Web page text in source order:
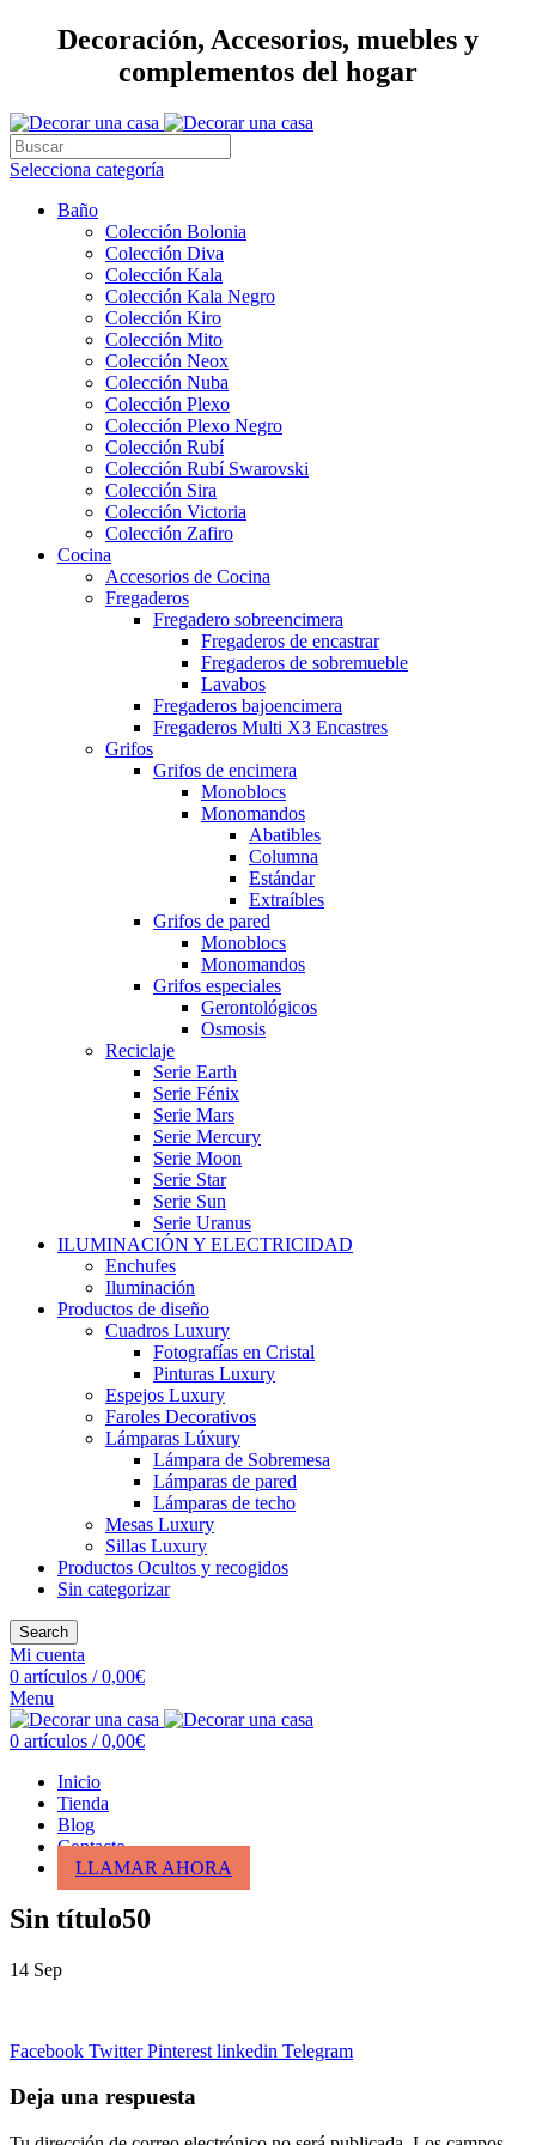
Decoración, Accesorios, muebles y
complementos del hogar
Selecciona categoría
Baño
Colección Bolonia
Colección Diva
Colección Kala
Colección Kala Negro
Colección Kiro
Colección Mito
Colección Neox
Colección Nuba
Colección Plexo
Colección Plexo Negro
Colección Rubí
Colección Rubí Swarovski
Colección Sira
Colección Victoria
Colección Zafiro
Cocina
Accesorios de Cocina
Fregaderos
Fregadero sobreencimera
Fregaderos de encastrar
Fregaderos de sobremueble
Lavabos
Fregaderos bajoencimera
Fregaderos Multi X3 Encastres
Grifos
Grifos de encimera
Monoblocs
Monomandos
Abatibles
Columna
Estándar
Extraíbles
Grifos de pared
Monoblocs
Monomandos
Grifos especiales
Gerontológicos
Osmosis
Reciclaje
Serie Earth
Serie Fénix
Serie Mars
Serie Mercury
Serie Moon
Serie Star
Serie Sun
Serie Uranus
ILUMINACIÓN Y ELECTRICIDAD
Enchufes
Iluminación
Productos de diseño
Cuadros Luxury
Fotografías en Cristal
Pinturas Luxury
Espejos Luxury
Faroles Decorativos
Lámparas Lúxury
Lámpara de Sobremesa
Lámparas de pared
Lámparas de techo
Mesas Luxury
Sillas Luxury
Productos Ocultos y recogidos
Sin categorizar
Search
Mi cuenta
0 artículos / 0,00€
Menu
0 artículos / 0,00€
Inicio
Tienda
Blog
Contacto
LLAMAR AHORA
Sin título50
14 Sep
Facebook Twitter Pinterest linkedin Telegram
Deja una respuesta